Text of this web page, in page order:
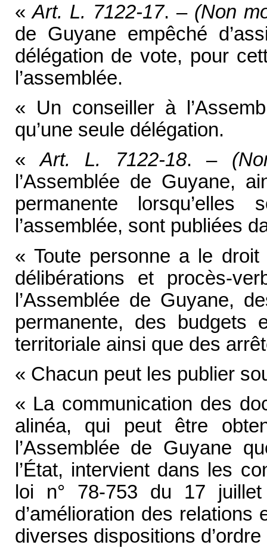
«Art. L. 7122-17. – (Non
de Guyane empêché
délégation de vote, pour
l’assemblée.
« Un conseiller à
qu’une seule délégation.
«Art. L. 7122-18. –
l’Assemblée de Guyane,
permanente
l’assemblée, sont publiées
« Toute personne a le
délibérations et procès-
l’Assemblée de Guyane,
permanente, des
territoriale ainsi que des
« Chacun peut les publier
« La communication des
alinéa, qui peut être
l’Assemblée de Guyane
l’État, intervient dans les
loi n° 78-753 du 17
d’amélioration des relations
diverses dispositions